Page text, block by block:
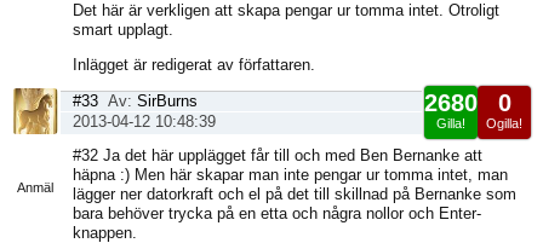
Det här är verkligen att skapa pengar ur tomma intet. Otroligt
smart upplagt.
Inlägget är redigerat av författaren.
Anmäl
0
Ogilla!
2680
Gilla!
#33 Av: SirBurns
2013-04-12 10:48:39
#32 Ja det här upplägget får till och med Ben Bernanke att
häpna :) Men här skapar man inte pengar ur tomma intet, man
lägger ner datorkraft och el på det till skillnad på Bernanke som
bara behöver trycka på en etta och några nollor och Enter-
knappen.